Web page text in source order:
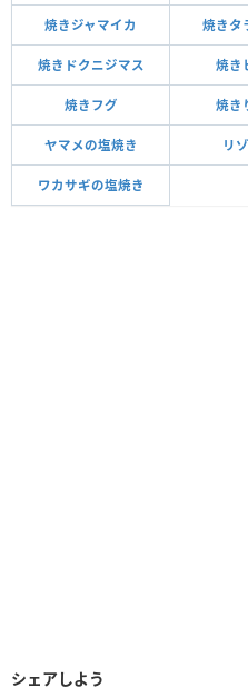
焼きジャマイカ 焼きタ
焼きドクニジマス 焼き
焼きフグ 焼き
ヤマメの塩焼き リ
ワカサギの塩焼き
シェアしよう